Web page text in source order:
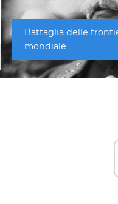
Battaglia delle
mondiale